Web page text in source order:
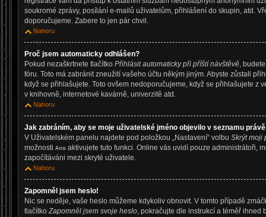
soukromé zprávy, posílání e-mailů uživatelům, přihlášení do skupin, atd.
doporučujeme. Zabere to jen pár chvil.
Nahoru
Proč jsem automaticky odhlášen?
Pokud nezaškrtnete tlačítko Přihlásit automaticky při příští návštěvě,
fóru. Toto má zabránit zneužití vašeho účtu někým jiným. Abyste zůstali
když se přihlašujete. Toto ovšem nedoporučujeme, když se přihlašujete z
v knihovně, internetové kavárně, univerzitě atd.
Nahoru
Jak zabráním, aby se moje uživatelské jméno objevilo v seznamu
V Uživatelském panelu najdete pod položkou „Nastavení“ volbu Skrýt moji
možnosti Ano aktivujete tuto funkci. Online vás uvidí pouze administrátoři,
započítáváni mezi skryté uživatele.
Nahoru
Zapomněl jsem heslo!
Nic se neděje, vaše heslo můžeme kdykoliv obnovit. V tomto případě
tlačítkoZapomněl jsem svoje heslo, pokračujte dle instrukcí a téměř ihned